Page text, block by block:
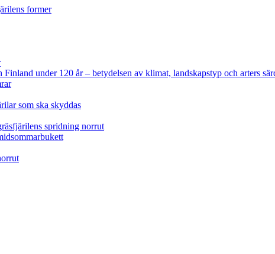
former
Finland under 120 år– betydelsen av klimat, landskapstyp och arters
som ska skyddas
spridning norrut